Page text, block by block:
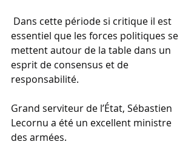
Dans cette période si critique il est
essentiel que les forces politiques se
mettent autour de la table dans un
esprit de consensus et de
responsabilité.
Grand serviteur de l’État, Sébastien
Lecornu a été un excellent ministre
des armées.